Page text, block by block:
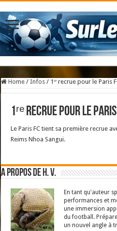
Home / Infos / 1ʳᵉ recrue pour le Paris
1ʳᵉ recrue pour le Paris
Le Paris FC tient sa première recrue
Reims Nhoa Sangui.
A propos de H. V.
En tant qu'auteur
performances et
une immersion
du football.
un nouvel angle à